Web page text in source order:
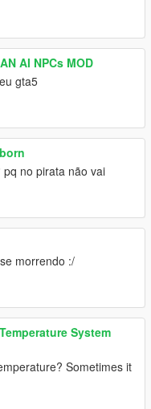
AI NPCs MOD
gta5
no pirata não vai
morrendo :/
System
Sometimes it